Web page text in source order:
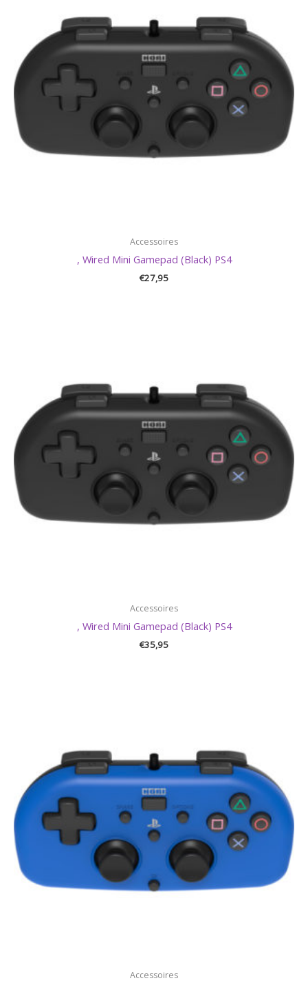
Accessoires
, Wired Mini Gamepad (Black) PS4
€27,95
Accessoires
, Wired Mini Gamepad (Black) PS4
€35,95
Accessoires